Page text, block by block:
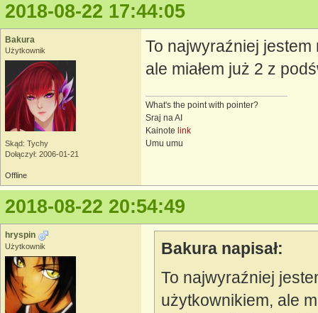
2018-08-22 17:44:05
Bakura
Użytkownik
Skąd: Tychy
Dołączył: 2006-01-21
To najwyraźniej
ale miałem już 2 z
What's the point with pointer?
Sraj na AI
Kainote link
Umu umu
Offline
2018-08-22 20:54:49
hryspin
Użytkownik
Bakura napisał:
To najwyraźniej
użytkownikiem, ale